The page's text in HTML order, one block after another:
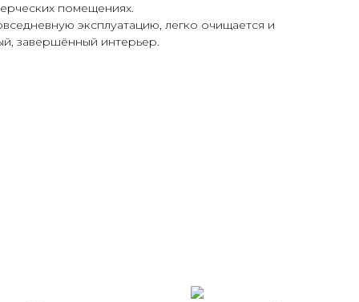
помещениях.
эксплуатацию, легко очищается и
завершённый интерьер.